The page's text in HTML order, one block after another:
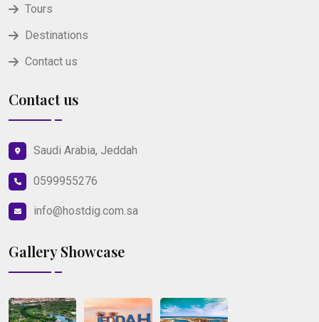
Tours
Destinations
Contact us
Contact us
Saudi Arabia, Jeddah
0599955276
info@hostdig.com.sa
Gallery Showcase